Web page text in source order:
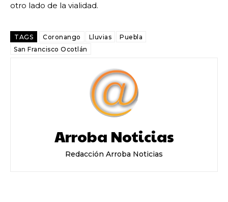
otro lado de la vialidad.
TAGS Coronango Lluvias
Puebla
San Francisco Ocotlán
Arroba Noticias
Redacción Arroba Noticias